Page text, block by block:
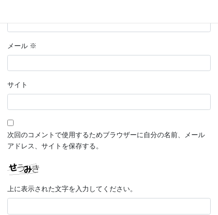
メール ※
サイト
次回のコメントで使用するためブラウザーに自分の名前、メール
アドレス、サイトを保存する。
上に表示された文字を入力してください。